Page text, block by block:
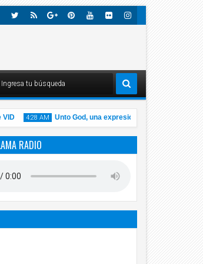
M
Plus
4:28 AM
14
Unto God, una expresión equivocada
RADIO